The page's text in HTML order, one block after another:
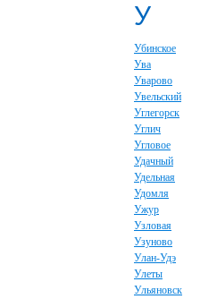
У
Убинское
Ува
Уварово
Увельский
Углегорск
Углич
Угловое
Удачный
Удельная
Удомля
Ужур
Узловая
Узуново
Улан-Удэ
Улеты
Ульяновск